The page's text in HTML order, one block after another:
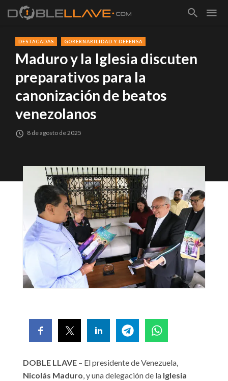
DESTACADAS GOBERNABILIDAD Y DEFENSA
Maduro y la Iglesia discuten
preparativos para la
canonización de beatos
venezolanos
8 de agosto de 2025
DOBLE LLAVE – El presidente de Venezuela,
Nicolás Maduro, y una delegación de la Iglesia